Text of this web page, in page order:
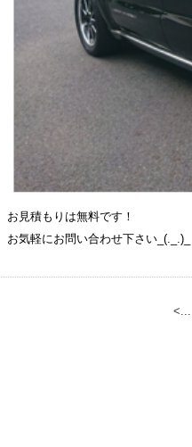
お見積もりは無料です！
お気軽にお問い合わせ下さい_(._.)_